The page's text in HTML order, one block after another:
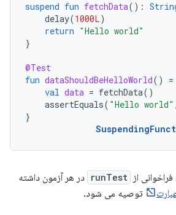
suspend fun fetchData():
delay(1000L)
return "Hello world"
}
@Test
fun dataShouldBeHelloWorld() =
val data = fetchData()
assertEquals( "Hello world" ,
}
از runTest در هر آزمون داشته
توصیه می شود.